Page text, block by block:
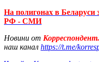
На полигонах в
РФ - СМИ
Новини от
наш канал https://t.me/